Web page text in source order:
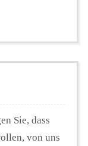
Sie, dass
von uns